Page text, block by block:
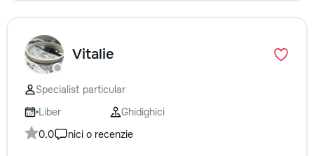
Vitalie
Specialist particular
Liber
Ghidighici
0,0
nici o recenzie